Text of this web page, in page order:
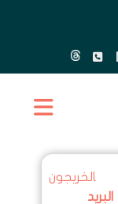
الخريجون
البريد